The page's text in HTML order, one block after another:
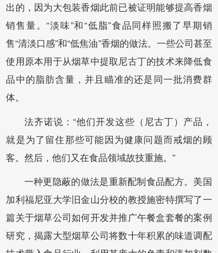
出的，因为大包装香烟此前已被证明能够提高香烟
销售量。“淡味”和“低脂”食品同样照搬了早期销
售“清淡口感”和“低焦油”香烟的做法。一些公司甚至
使用原本用于从烟草中提取尼古丁的技术来降低食
品中的脂肪含量，并且瞄准的还是同一批消费群
体。
法齐诺说：“他们开发这些（尼古丁）产品，
就是为了留住那些可能因为健康问题而戒烟的顾
客。然后，他们又在食品领域故技重施。”
一种更隐蔽的做法是重新配制食品配方。美国
加利福尼亚大学旧金山分校的教授施密特撰写了一
篇关于烟草公司如何开发并推广午餐盒套餐的案例
研究，揭露大型烟草公司将数十年积累的味道调配